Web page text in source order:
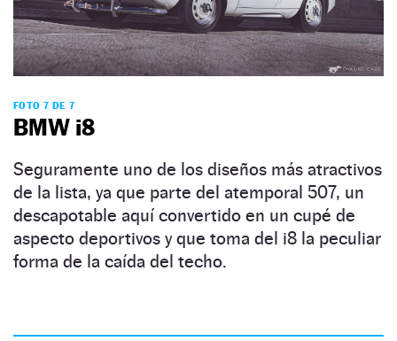
FOTO 7 DE 7
BMW i8
Seguramente uno de los diseños más atractivos
de la lista, ya que parte del atemporal 507, un
descapotable aquí convertido en un cupé de
aspecto deportivos y que toma del i8 la peculiar
forma de la caída del techo.